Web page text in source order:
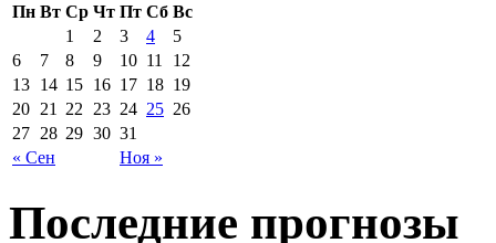
Пн Вт Ср Чт Пт Сб Вс
« Сен Ноя »
1 2 3 4
5
6
7 8 9 10 11
12
13 14 15 16 17 18 19
20 21 22 23 24 25 26
27 28 29 30 31
Последние прогнозы